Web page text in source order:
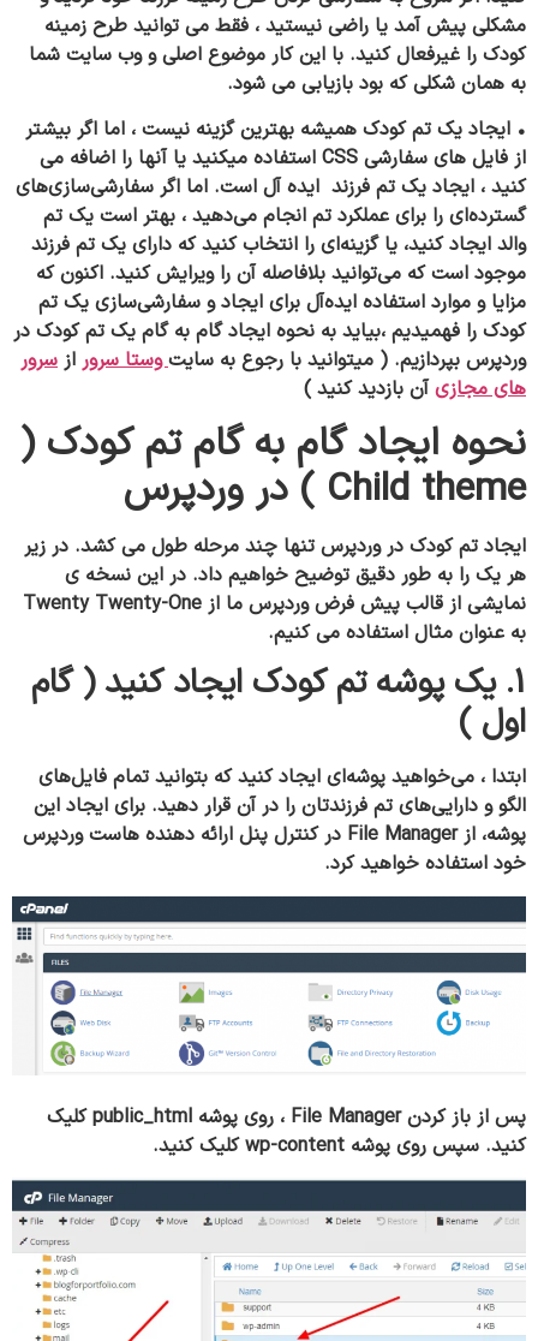
مشکلی پیش آمد یا راضی نیستید ، فقط می توانید طرح زمینه
کودک را غیرفعال کنید. با این کار موضوع اصلی و وب سایت شما
به همان شکلی که بود بازیابی می شود.
• ایجاد یک تم کودک همیشه بهترین گزینه نیست ، اما اگر بیشتر
از فایل های سفارشی CSS استفاده میکنید یا آنها را اضافه می
کنید ، ایجاد یک تم فرزند ایده آل است. اما اگر سفارشی‌سازی‌های
گسترده‌ای را برای عملکرد تم انجام می‌دهید ، بهتر است یک تم
والد ایجاد کنید، یا گزینه‌ای را انتخاب کنید که دارای یک تم فرزند
موجود است که می‌توانید بلافاصله آن را ویرایش کنید. اکنون که
مزایا و موارد استفاده ایده‌آل برای ایجاد و سفارشی‌سازی یک تم
کودک را فهمیدیم ،بیاید به نحوه ایجاد گام به گام یک تم کودک در
وردپرس بپردازیم. ( میتوانید با رجوع به سایتوستا سرور از سرور
های مجازیآن بازدید کنید )
نحوه ایجاد گام به گام تم کودک (
Child theme ) در وردپرس
ایجاد تم کودک در وردپرس تنها چند مرحله طول می کشد. در زیر
هر یک را به طور دقیق توضیح خواهیم داد. در این نسخه ی
نمایشی از قالب پیش فرض وردپرس ما از Twenty Twenty-One
به عنوان مثال استفاده می کنیم.
1. یک پوشه تم کودک ایجاد کنید ( گام
اول )
ابتدا ، می‌خواهید پوشه‌ای ایجاد کنید که بتوانید تمام فایل‌های
الگو و دارایی‌های تم فرزندتان را در آن قرار دهید. برای ایجاد این
پوشه، از File Manager در کنترل پنل ارائه دهنده هاست وردپرس
خود استفاده خواهید کرد.
پس از باز کردن File Manager ، روی پوشه public_html کلیک
کنید. سپس روی پوشه wp-content کلیک کنید.